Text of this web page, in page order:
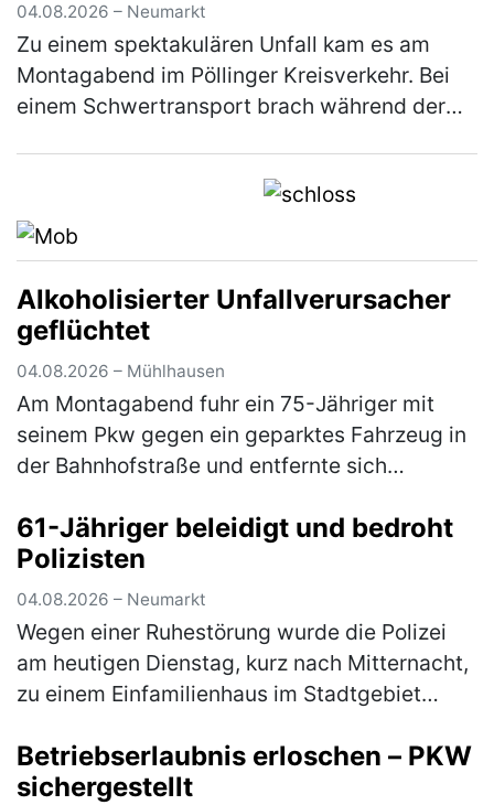
04.08.2026 – Neumarkt
Zu einem spektakulären Unfall kam es am
Montagabend im Pöllinger Kreisverkehr. Bei
einem Schwertransport brach während der
Alkoholisierter Unfallverursacher
geflüchtet
04.08.2026 – Mühlhausen
Am Montagabend fuhr ein 75-Jähriger mit
seinem Pkw gegen ein geparktes Fahrzeug in
der Bahnhofstraße und entfernte sich
Ein aufmerksamer Zeuge konnte den U…
(mehr)
61-Jähriger beleidigt und bedroht
Polizisten
04.08.2026 – Neumarkt
Wegen einer Ruhestörung wurde die Polizei
am heutigen Dienstag, kurz nach Mitternacht,
zu einem Einfamilienhaus im Stadtgebiet
über den Besuch jedoch nicht…(mehr)
Betriebserlaubnis erloschen – PKW
sichergestellt